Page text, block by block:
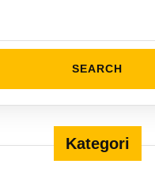
Kategori